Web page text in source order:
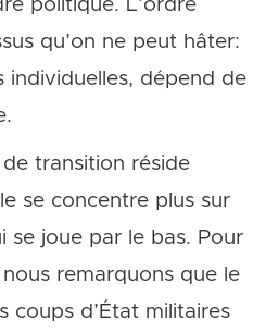
politique. L’ordre
qu’on ne peut hâter:
individuelles, dépend de
transition réside
se concentre plus sur
se joue par le bas. Pour
remarquons que le
coups d’État militaires